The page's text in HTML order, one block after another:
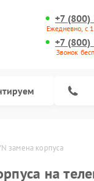
+7
Ежедневно, с
+7
Звонок
замена корпуса
на